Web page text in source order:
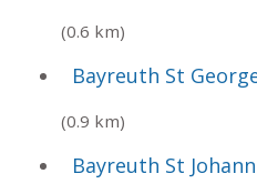
(0.6 km)
Bayreuth St
(0.9 km)
Bayreuth St